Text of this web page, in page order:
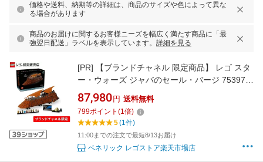
価格や送料、納期等の詳細は、商品のサイズや色によって異な
る場合があります
商品のお届けに関するお客様ニーズを幅広く満たす商品に「最
強翌日配送」ラベルを表示しています。 詳細を見る
[PR]
【ブランドチャネル 限定商品】 レゴ スタ
ー・ウォーズ ジャバのセール・バージ 75397
おもちゃ 玩具 誕生日 プレゼント ブロック
LEGO 父の日 男性 女性
87,980 円 送料無料
799ポイント (1倍)
5(1件)
11:00までの注文で最短8/13お届け
ベネリック レゴストア楽天市場店